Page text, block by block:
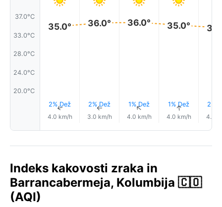
37.0°C
33.0°C
28.0°C
24.0°C
20.0°C
35.0°
2% Dež
↑
4.0 km/h
36.0°
2% Dež
↑
3.0 km/h
36.0°
1% Dež
↑
4.0 km/h
35.0°
1% Dež
↑
4.0 km/h
2%
4.0
Indeks kakovosti zraka in
Barrancabermeja, Kolumbija 🇨🇴
(AQI)